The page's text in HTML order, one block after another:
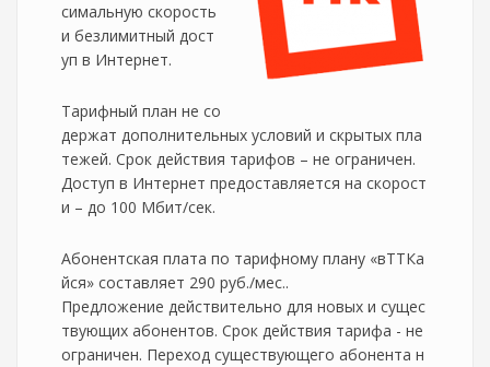
симальную скорость
и безлимитный дост
уп в Интернет.
Тарифный план не со
держат дополнительных условий и скрытых пла
тежей. Срок действия тарифов – не ограничен.
Доступ в Интернет предоставляется на скорост
и – до 100 Мбит/сек.
Абонентская плата по тарифному плану «вТТКа
йся» составляет 290 руб./мес..
Предложение действительно для новых и сущес
твующих абонентов. Срок действия тарифа - не
ограничен. Переход существующего абонента н